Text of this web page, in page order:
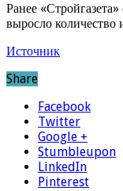
Ранее
выросло количество
Источник
Share
Facebook
Twitter
Google +
Stumbleupon
LinkedIn
Pinterest